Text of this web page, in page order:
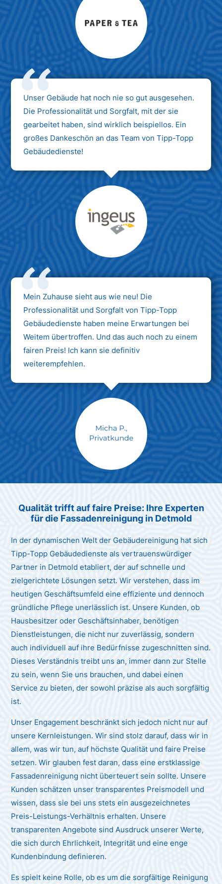
Max Mustermann
Unternehmen AG
Unser Gebäude hat noch nie so gut ausgesehen.
Die Professionalität und Sorgfalt, mit der sie
gearbeitet haben, sind wirklich beispiellos. Ein
großes Dankeschön an das Team von Tipp-Topp
Gebäudedienste!
Max Mustermann
Unternehmen AG
Mein Zuhause sieht aus wie neu! Die
Professionalität und Sorgfalt von Tipp-Topp
Gebäudedienste haben meine Erwartungen bei
Weitem übertroffen. Und das auch noch zu einem
fairen Preis! Ich kann sie definitiv
weiterempfehlen.
Max Mustermann
Qualität trifft auf faire Preise: Ihre Experten
für die Fassadenreinigung in Detmold
In der dynamischen Welt der Gebäudereinigung hat sich
Tipp-Topp Gebäudedienste als vertrauenswürdiger
Partner in Detmold etabliert, der auf schnelle und
zielgerichtete Lösungen setzt. Wir verstehen, dass im
heutigen Geschäftsumfeld eine effiziente und dennoch
gründliche Pflege unerlässlich ist. Unsere Kunden, ob
Hausbesitzer oder Geschäftsinhaber, benötigen
Dienstleistungen, die nicht nur zuverlässig, sondern
auch individuell auf ihre Bedürfnisse zugeschnitten sind.
Dieses Verständnis treibt uns an, immer dann zur Stelle
zu sein, wenn Sie uns brauchen, und dabei einen
Service zu bieten, der sowohl präzise als auch sorgfältig
ist.
Unser Engagement beschränkt sich jedoch nicht nur auf
unsere Kernleistungen. Wir sind stolz darauf, dass wir in
allem, was wir tun, auf höchste Qualität und faire Preise
setzen. Wir glauben fest daran, dass eine erstklassige
Fassadenreinigung nicht überteuert sein sollte. Unsere
Kunden schätzen unser transparentes Preismodell und
wissen, dass sie bei uns stets ein ausgezeichnetes
Preis-Leistungs-Verhältnis erhalten. Unsere
transparenten Angebote sind Ausdruck unserer Werte,
die sich durch Ehrlichkeit, Integrität und eine enge
Kundenbindung definieren.
Es spielt keine Rolle, ob es um die sorgfältige Reinigung